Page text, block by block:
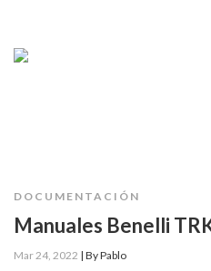
DOCUMENTACIÓN
Manuales Benelli
Mar 24, 2022 | ByPablo